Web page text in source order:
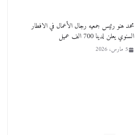
بالصور : بحضور الفريق كامل الوزير وزير النقل
وقيادات النقل البحري.. غرفة الملاحة تنظم حفل
إفطارها السنوي